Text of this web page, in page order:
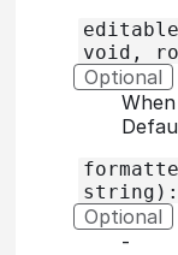
void,
Optional
Optional
‐